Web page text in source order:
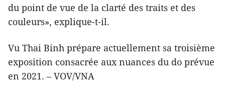
du point de vue de la clarté des traits et des
couleurs», explique-t-il.
Vu Thai Binh prépare actuellement sa troisième
exposition consacrée aux nuances du do prévue
en 2021. – VOV/VNA